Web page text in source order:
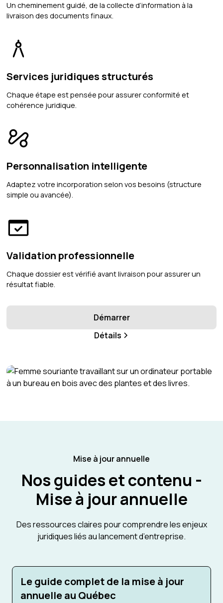
Un cheminement guidé, de la collecte d’information à la
livraison des documents finaux.
Services juridiques structurés
Chaque étape est pensée pour assurer conformité et
cohérence juridique.
Personnalisation intelligente
Adaptez votre incorporation selon vos besoins (structure
simple ou avancée).
Validation professionnelle
Chaque dossier est vérifié avant livraison pour assurer un
résultat fiable.
Démarrer
Détails
Mise à jour annuelle
Nos guides et contenu -
Mise à jour annuelle
Des ressources claires pour comprendre les enjeux
juridiques liés au lancement d’entreprise.
Le guide complet de la mise à jour
annuelle au Québec